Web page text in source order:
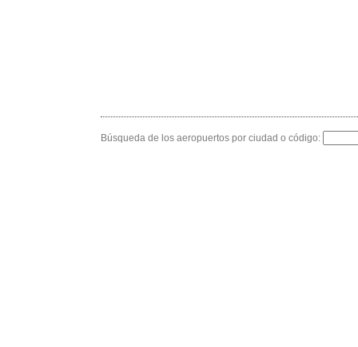
Búsqueda de los aeropuertos por ciudad o código: